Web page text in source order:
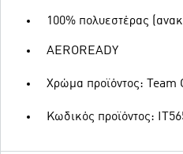
100% πολυεστέρας
AEROREADY
Χρώμα προϊόντος: Team
Κωδικός προϊόντος: